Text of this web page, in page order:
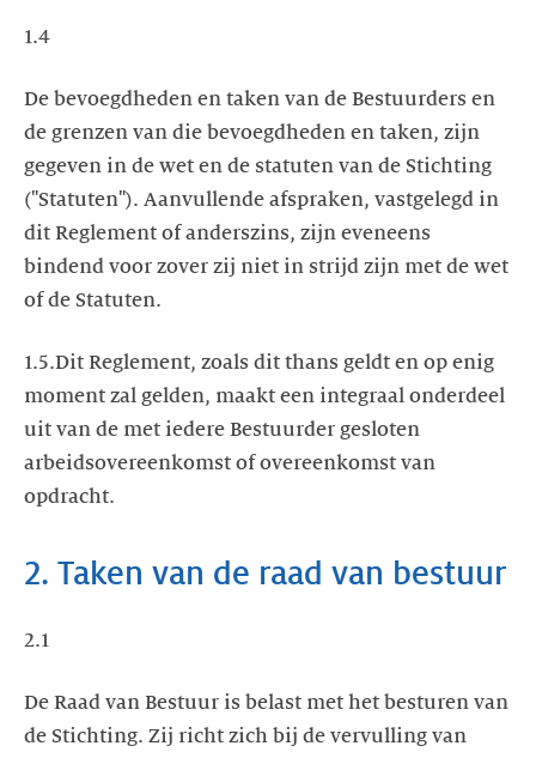
1.4
De bevoegdheden en taken van de Bestuurders en
de grenzen van die bevoegdheden en taken, zijn
gegeven in de wet en de statuten van de Stichting
("Statuten"). Aanvullende afspraken, vastgelegd in
dit Reglement of anderszins, zijn eveneens
bindend voor zover zij niet in strijd zijn met de wet
of de Statuten.
1.5.Dit Reglement, zoals dit thans geldt en op enig
moment zal gelden, maakt een integraal onderdeel
uit van de met iedere Bestuurder gesloten
arbeidsovereenkomst of overeenkomst van
opdracht.
2. Taken van de raad van bestuur
2.1
De Raad van Bestuur is belast met het besturen van
de Stichting. Zij richt zich bij de vervulling van